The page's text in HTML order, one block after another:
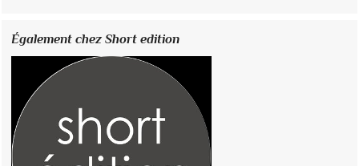
Également chez Short edition